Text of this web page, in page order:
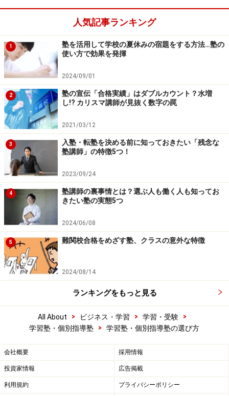
人気記事ランキング
1
塾を活用して学校の夏休みの宿題をする方法…塾の
使い方で効果を発揮
2024/09/01
2
塾の宣伝「合格実績」はダブルカウント？水増
し!? カリスマ講師が見抜く数字の罠
2021/03/12
3
入塾・転塾を決める前に知っておきたい「残念な
塾講師」の特徴5つ！
2023/09/24
4
塾講師の裏事情とは？選ぶ人も働く人も知ってお
きたい塾の実態5つ
2024/06/08
5 難関校合格をめざす塾、クラスの意外な特徴
2024/08/14
ランキングをもっと見る
All About > ビジネス・学習 > 学習・受験
>
学習塾・個別指導塾
> 学習塾・個別指導塾の選び方
会社概要 採用情報
投資家情報 広告掲載
利用規約 プライバシーポリシー